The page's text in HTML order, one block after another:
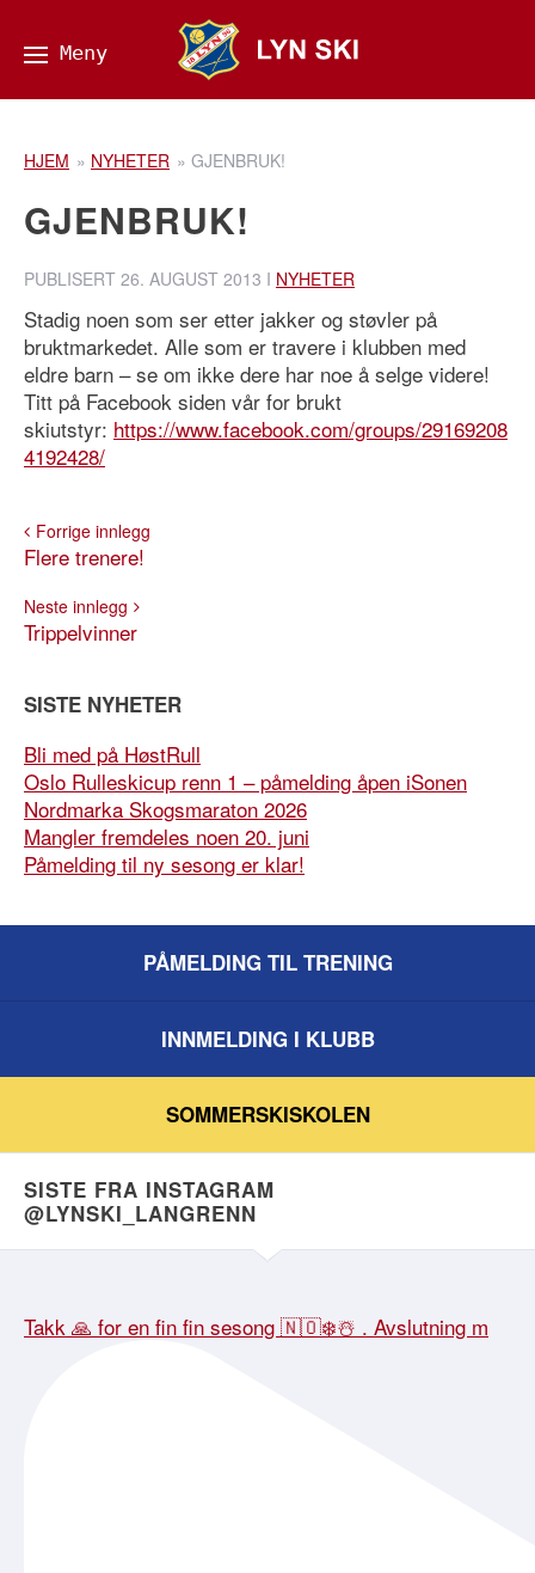
HJEM » NYHETER » GJENBRUK!
GJENBRUK!
PUBLISERT 26. AUGUST 2013 I NYHETER
Stadig noen som ser etter jakker og støvler på
bruktmarkedet. Alle som er travere i klubben med
eldre barn – se om ikke dere har noe å selge videre!
Titt på Facebook siden vår for brukt
skiutstyr: https://www.facebook.com/groups/29169208
4192428/
Forrige innlegg
Flere trenere!
Neste innlegg
Trippelvinner
SISTE NYHETER
Bli med på HøstRull
Oslo Rulleskicup renn 1 – påmelding åpen iSonen
Nordmarka Skogsmaraton 2026
Mangler fremdeles noen 20. juni
Påmelding til ny sesong er klar!
PÅMELDING TIL TRENING
INNMELDING I KLUBB
SOMMERSKISKOLEN
SISTE FRA INSTAGRAM
@LYNSKI_LANGRENN
Takk 🙏 for en fin fin sesong 🇳🇴❄️☃️ . Avslutning m